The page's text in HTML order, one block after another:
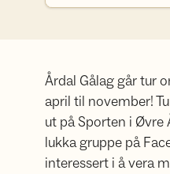
Årdal Gålag går tur
april til november!
ut på Sporten i Øvre
lukka gruppe på
interessert i å vera